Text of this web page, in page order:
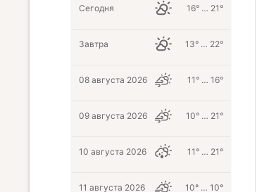
Сегодня 16° … 21°
Завтра 13° … 22°
08 августа 2026 11° … 16°
09 августа 2026 10° … 21°
10 августа 2026 11° … 21°
11 августа 2026 10° … 10°